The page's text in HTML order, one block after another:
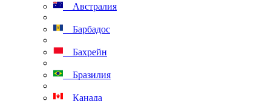
Австралия
Барбадос
Бахрейн
Бразилия
Канада